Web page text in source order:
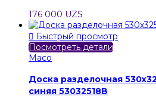
176 000 UZS
 Быстрый просмотр
Посмотреть детали
Maco
Доска разделочная
синяя 53032518B